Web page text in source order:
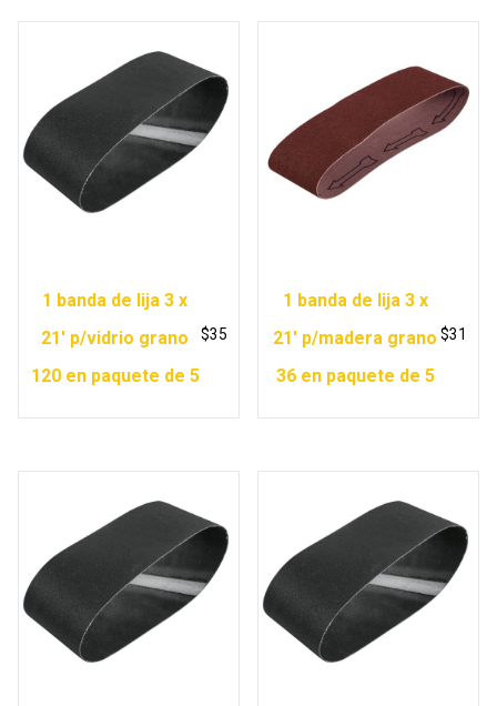
1 banda de lija 3 x
21′ p/vidrio grano
120 en paquete de 5
$35
1 banda de lija 3 x
21′ p/madera grano
36 en paquete de 5
$31